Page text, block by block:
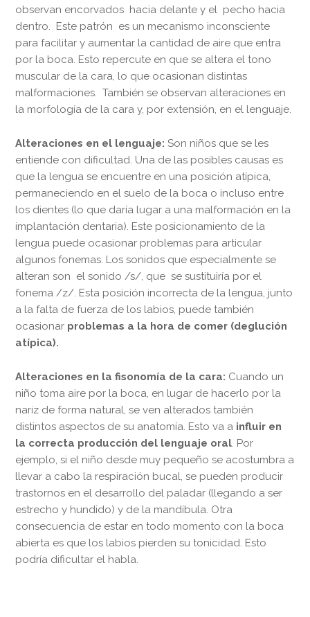
observan encorvados hacia delante y el pecho hacia
dentro. Este patrón es un mecanismo inconsciente
para facilitar y aumentar la cantidad de aire que entra
por la boca. Esto repercute en que se altera el tono
muscular de la cara, lo que ocasionan distintas
malformaciones. También se observan alteraciones en
la morfología de la cara y, por extensión, en el lenguaje.
Alteraciones en el lenguaje: Son niños que se les
entiende con dificultad. Una de las posibles causas es
que la lengua se encuentre en una posición atípica,
permaneciendo en el suelo de la boca o incluso entre
los dientes (lo que daría lugar a una malformación en la
implantación dentaria). Este posicionamiento de la
lengua puede ocasionar problemas para articular
algunos fonemas. Los sonidos que especialmente se
alteran son el sonido /s/, que se sustituiría por el
fonema /z/. Esta posición incorrecta de la lengua, junto
a la falta de fuerza de los labios, puede también
ocasionar problemas a la hora de comer (deglución
atípica).
Alteraciones en la fisonomía de la cara: Cuando un
niño toma aire por la boca, en lugar de hacerlo por la
nariz de forma natural, se ven alterados también
distintos aspectos de su anatomía. Esto va a influir en
la correcta producción del lenguaje oral. Por
ejemplo, si el niño desde muy pequeño se acostumbra a
llevar a cabo la respiración bucal, se pueden producir
trastornos en el desarrollo del paladar (llegando a ser
estrecho y hundido) y de la mandíbula. Otra
consecuencia de estar en todo momento con la boca
abierta es que los labios pierden su tonicidad. Esto
podría dificultar el habla.